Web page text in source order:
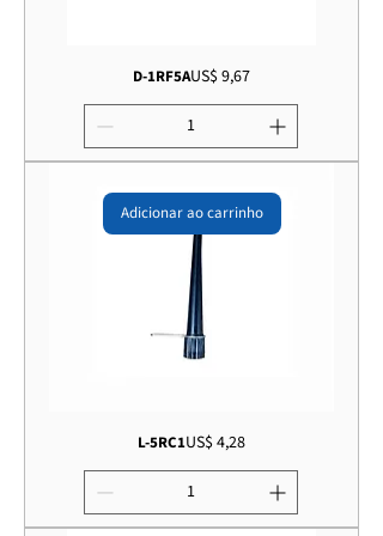
D-1RF5APreço
US$ 9,67
Adicionar ao carrinho
L-5RC1Preço
US$ 4,28